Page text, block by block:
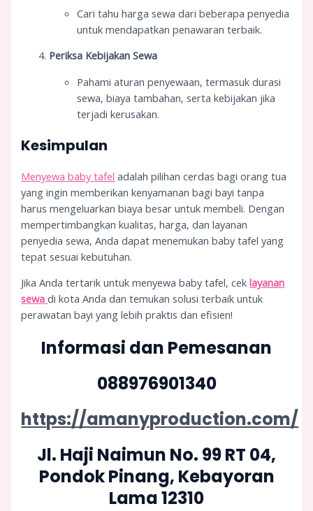
Cari tahu harga sewa dari beberapa penyedia
untuk mendapatkan penawaran terbaik.
Periksa Kebijakan Sewa
Pahami aturan penyewaan, termasuk durasi
sewa, biaya tambahan, serta kebijakan jika
terjadi kerusakan.
Kesimpulan
Menyewa baby tafel adalah pilihan cerdas bagi orang tua
yang ingin memberikan kenyamanan bagi bayi tanpa
harus mengeluarkan biaya besar untuk membeli. Dengan
mempertimbangkan kualitas, harga, dan layanan
penyedia sewa, Anda dapat menemukan baby tafel yang
tepat sesuai kebutuhan.
Jika Anda tertarik untuk menyewa baby tafel, ceklayanan
sewa di kota Anda dan temukan solusi terbaik untuk
perawatan bayi yang lebih praktis dan efisien!
Informasi dan Pemesanan
088976901340
https://amanyproduction.com/
Jl. Haji Naimun No. 99 RT 04,
Pondok Pinang, Kebayoran
Lama 12310